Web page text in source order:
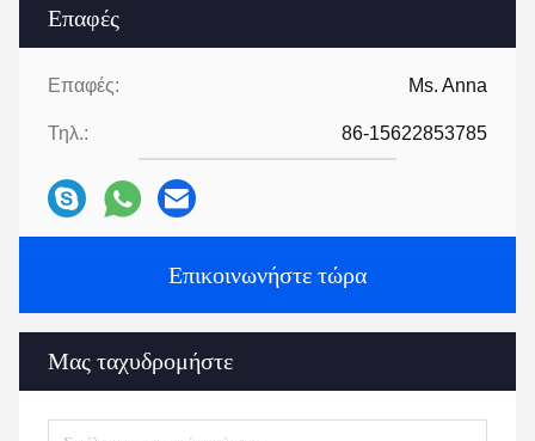
Επαφές
Επαφές: Ms. Anna
Τηλ.: 86-15622853785
Επικοινωνήστε τώρα
Μας ταχυδρομήστε